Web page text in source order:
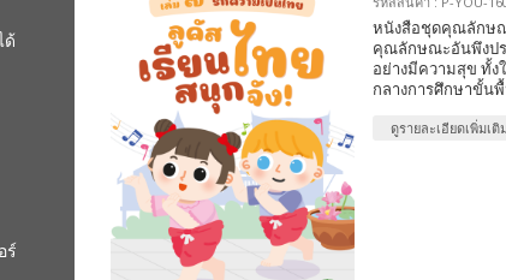
ด้
ร์
หนังสือชุดคุณลักษณ
คุณลักษณะอันพึงปร
อย่างมีความสุข ทั้ง
กลางการศึกษาขั้น
ดูรายละเอียดเพิ่มเติ